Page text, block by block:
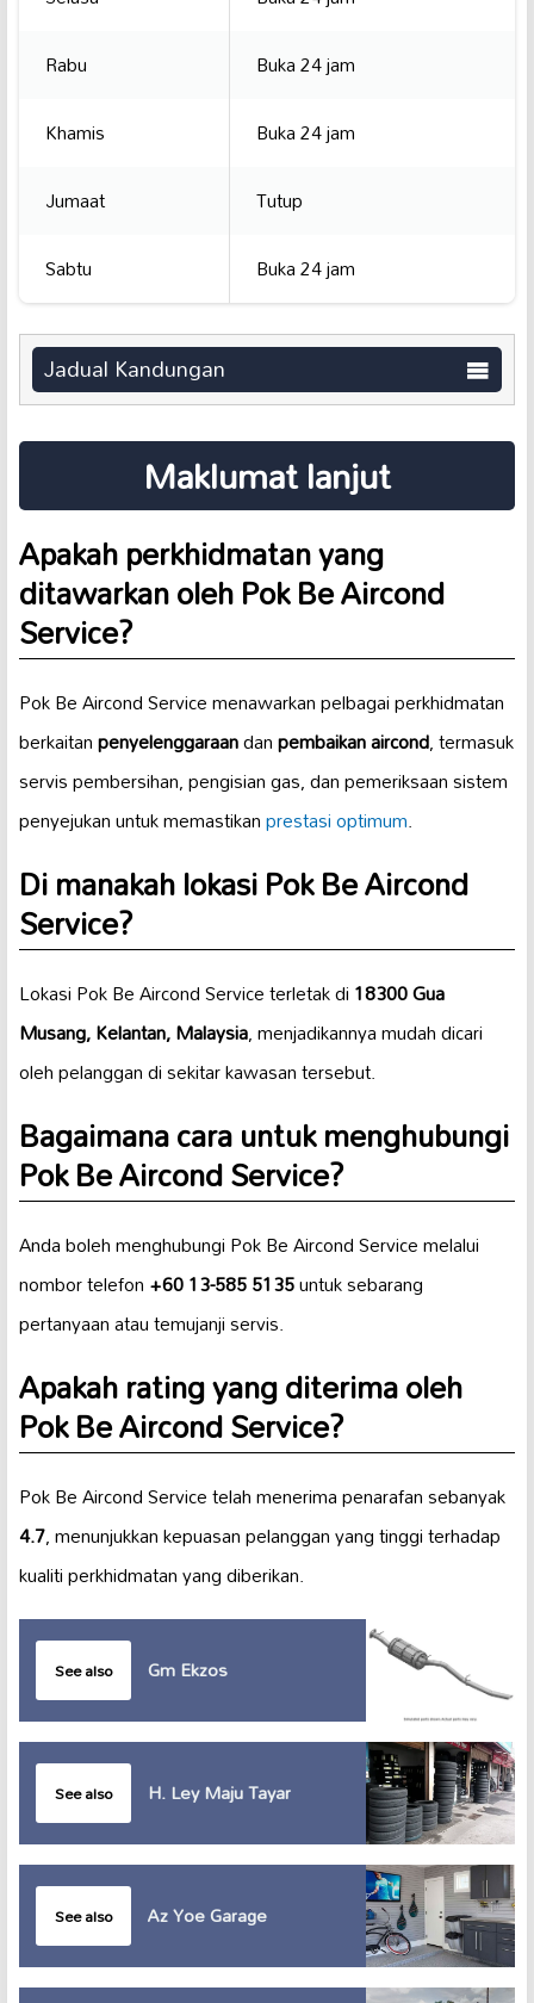
Rabu
Buka 24 jam
Khamis
Buka 24 jam
Jumaat
Tutup
Sabtu
Buka 24 jam
Jadual Kandungan
Maklumat lanjut
Apakah perkhidmatan yang
ditawarkan oleh Pok Be Aircond
Service?
Pok Be Aircond Service menawarkan pelbagai perkhidmatan
berkaitanpenyelenggaraandanpembaikan aircond, termasuk
servis pembersihan, pengisian gas, dan pemeriksaan sistem
penyejukan untuk memastikanprestasi optimum.
Di manakah lokasi Pok Be Aircond
Service?
Lokasi Pok Be Aircond Service terletak di18300 Gua
Musang, Kelantan, Malaysia, menjadikannya mudah dicari
oleh pelanggan di sekitar kawasan tersebut.
Bagaimana cara untuk menghubungi
Pok Be Aircond Service?
Anda boleh menghubungi Pok Be Aircond Service melalui
nombor telefon+60 13-585 5135untuk sebarang
pertanyaan atau temujanji servis.
Apakah rating yang diterima oleh
Pok Be Aircond Service?
Pok Be Aircond Service telah menerima penarafan sebanyak
4.7, menunjukkan kepuasan pelanggan yang tinggi terhadap
kualiti perkhidmatan yang diberikan.
See also Gm Ekzos
See also H. Ley Maju Tayar
See also Az Yoe Garage